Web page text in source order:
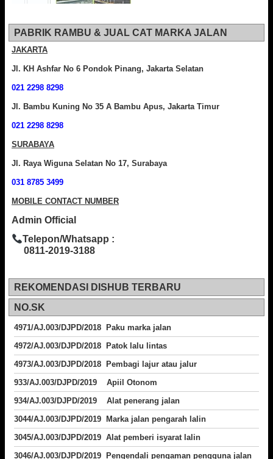
PABRIK RAMBU & JUAL CAT MARKA JALAN
JAKARTA
Jl. KH Ashfar No 6 Pondok Pinang, Jakarta Selatan
021 2298 8298
Jl. Bambu Kuning No 35 A Bambu Apus, Jakarta Timur
021 2298 8298
SURABAYA
Jl. Raya Wiguna Selatan No 17, Surabaya
031 8785 3499
MOBILE CONTACT NUMBER
Admin Official
Telepon/Whatsapp :
0811-2019-3188
REKOMENDASI DISHUB TERBARU
NO.SK
4971/AJ.003/DJPD/2018 Paku marka jalan
4972/AJ.003/DJPD/2018 Patok lalu lintas
4973/AJ.003/DJPD/2018
Pembagi lajur atau jalur
933/AJ.003/DJPD/2019 Apiil Otonom
934/AJ.003/DJPD/2019 Alat penerang jalan
3044/AJ.003/DJPD/2019 Marka jalan pengarah lalin
3045/AJ.003/DJPD/2019 Alat pemberi isyarat lalin
3046/AJ.003/DJPD/2019 Pengendali pengaman pengguna jalan